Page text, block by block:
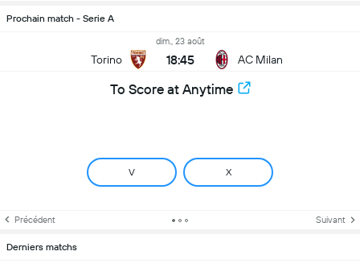
Prochain match - Serie A
Torino
dim., 23 août
18:45 AC Milan
To Score at Anytime
V X
Précédent Suivant
Derniers matchs